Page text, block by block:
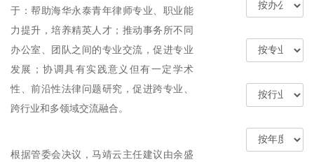
于：帮助海华永泰青年律师专业、职业能
力提升，培养精英人才；推动事务所不同
办公室、团队之间的专业交流，促进专业
发展；协调具有实践意义但有一定学术
性、前沿性法律问题研究，促进跨专业、
跨行业和多领域交流融合。
根据管委会决议，马靖云主任建议由余盛